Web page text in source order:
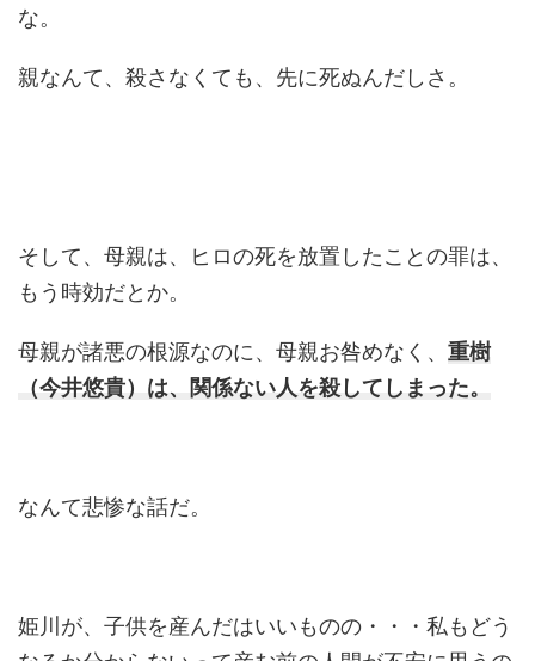
な。
親なんて、殺さなくても、先に死ぬんだしさ。
そして、母親は、ヒロの死を放置したことの罪は、
もう時効だとか。
母親が諸悪の根源なのに、母親お咎めなく、 重樹
（今井悠貴）は、関係ない人を殺してしまった。
なんて悲惨な話だ。
姫川が、子供を産んだはいいものの・・・私もどう